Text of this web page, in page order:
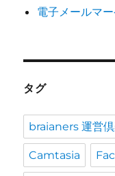
電子メールマ
タグ
braianers 運営
Camtasia